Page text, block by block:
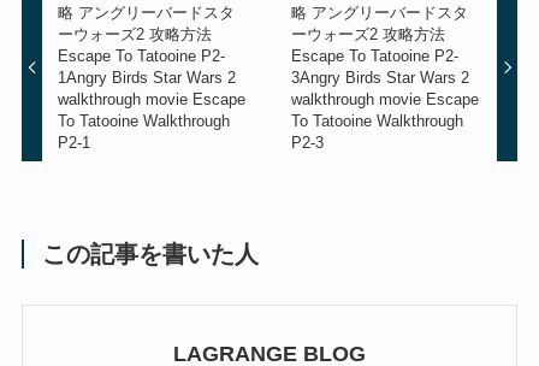
略 アングリーバードスタ
ーウォーズ2 攻略方法
Escape To Tatooine P2-
1Angry Birds Star Wars 2
walkthrough movie Escape
To Tatooine Walkthrough
P2-1
略 アングリーバードスタ
ーウォーズ2 攻略方法
Escape To Tatooine P2-
3Angry Birds Star Wars 2
walkthrough movie Escape
To Tatooine Walkthrough
P2-3
この記事を書いた人
LAGRANGE BLOG